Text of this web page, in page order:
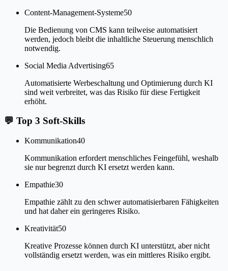
Content-Management-Systeme50
Die Bedienung von CMS kann teilweise automatisiert
werden, jedoch bleibt die inhaltliche Steuerung menschlich
notwendig.
Social Media Advertising65
Automatisierte Werbeschaltung und Optimierung durch KI
sind weit verbreitet, was das Risiko für diese Fertigkeit
erhöht.
💬 Top 3 Soft-Skills
Kommunikation40
Kommunikation erfordert menschliches Feingefühl, weshalb
sie nur begrenzt durch KI ersetzt werden kann.
Empathie30
Empathie zählt zu den schwer automatisierbaren Fähigkeiten
und hat daher ein geringeres Risiko.
Kreativität50
Kreative Prozesse können durch KI unterstützt, aber nicht
vollständig ersetzt werden, was ein mittleres Risiko ergibt.